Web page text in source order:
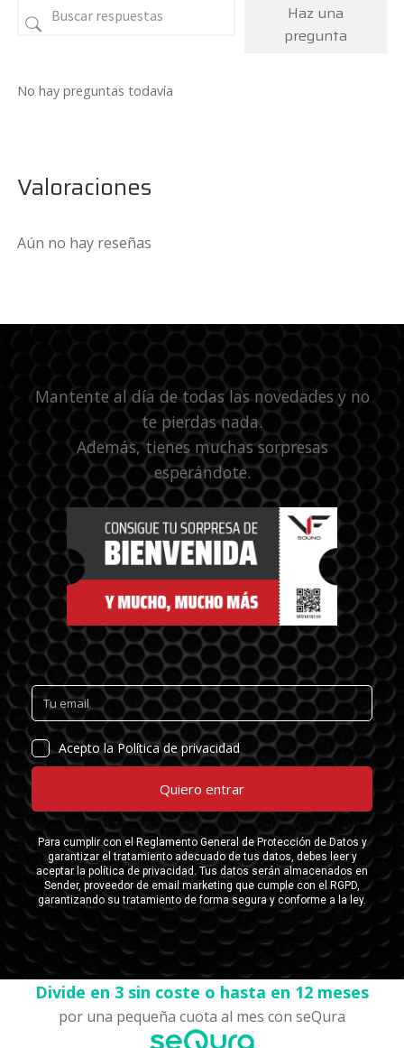
Haz una
pregunta
No hay preguntas todavía
Valoraciones
Aún no hay reseñas
Mantente al día de todas las novedades y no
te pierdas nada.
Además, tienes muchas sorpresas
esperándote.
Divide en 3 sin coste o hasta en 12 meses
por una pequeña cuota al mes con seQura